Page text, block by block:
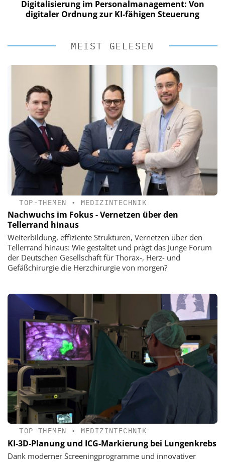
Digitalisierung im Personalmanagement: Von
digitaler Ordnung zur KI-fähigen Steuerung
MEIST GELESEN
TOP-THEMEN • MEDIZINTECHNIK
Nachwuchs im Fokus - Vernetzen über den
Tellerrand hinaus
Weiterbildung, effiziente Strukturen, Vernetzen über den
Tellerrand hinaus: Wie gestaltet und prägt das Junge Forum
der Deutschen Gesellschaft für Thorax-, Herz- und
Gefäßchirurgie die Herzchirurgie von morgen?
TOP-THEMEN • MEDIZINTECHNIK
KI-3D-Planung und ICG-Markierung bei Lungenkrebs
Dank moderner Screeningprogramme und innovativer